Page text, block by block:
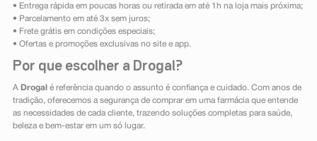
• Entrega rápida em poucas horas ou retirada em até 1h na loja mais próxima;
• Parcelamento em até 3x sem juros;
• Frete grátis em condições especiais;
• Ofertas e promoções exclusivas no site e app.
Por que escolher a Drogal?
A Drogal é referência quando o assunto é confiança e cuidado. Com anos de
tradição, oferecemos a segurança de comprar em uma farmácia que entende
as necessidades de cada cliente, trazendo soluções completas para saúde,
beleza e bem-estar em um só lugar.